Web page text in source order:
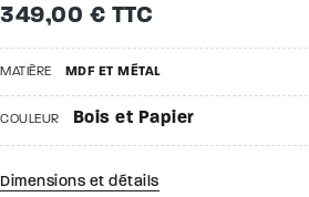
349,00 € TTC
MATIÈRE MDF ET MÉTAL
COULEUR Bois et Papier
Dimensions et détails